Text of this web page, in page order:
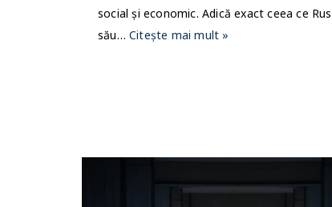
social și economic. Adică exact ceea ce
său… Citește mai mult »